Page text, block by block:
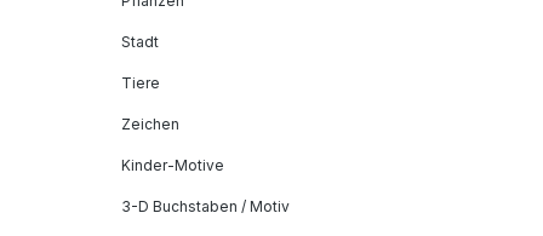
Stadt
Tiere
Zeichen
Kinder-Motive
3-D Buchstaben / Motiv